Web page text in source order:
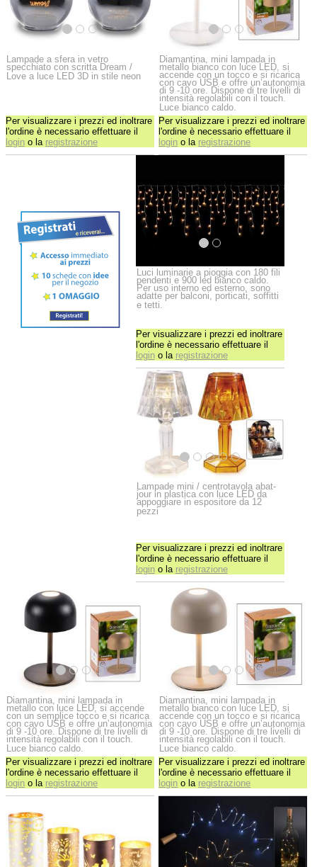
Lampade a sfera in vetro
specchiato con scritta Dream /
Love a luce LED 3D in stile neon
Per visualizzare i prezzi ed inoltrare
l'ordine è necessario effettuare il
login o la registrazione
Diamantina, mini lampada in
metallo bianco con luce LED, si
accende con un tocco e si ricarica
con cavo USB e offre un’autonomia
di 9 -10 ore. Dispone di tre livelli di
intensità regolabili con il touch.
Luce bianco caldo.
Per visualizzare i prezzi ed inoltrare
l'ordine è necessario effettuare il
login o la registrazione
Luci luminarie a pioggia con 180 fili
pendenti e 900 led bianco caldo.
Per uso interno ed esterno, sono
adatte per balconi, porticati, soffitti
e tetti.
Per visualizzare i prezzi ed inoltrare
l'ordine è necessario effettuare il
logino la registrazione
Lampade mini / centrotavola abat-
jour in plastica con luce LED da
appoggiare in espositore da 12
pezzi
Per visualizzare i prezzi ed inoltrare
l'ordine è necessario effettuare il
logino la registrazione
Diamantina, mini lampada in
metallo con luce LED, si accende
con un semplice tocco e si ricarica
con cavo USB e offre un’autonomia
di 9 -10 ore. Dispone di tre livelli di
intensità regolabili con il touch.
Luce bianco caldo.
Per visualizzare i prezzi ed inoltrare
l'ordine è necessario effettuare il
login o la registrazione
Diamantina, mini lampada in
metallo bianco con luce LED, si
accende con un tocco e si ricarica
con cavo USB e offre un’autonomia
di 9 -10 ore. Dispone di tre livelli di
intensità regolabili con il touch.
Luce bianco caldo.
Per visualizzare i prezzi ed inoltrare
l'ordine è necessario effettuare il
login o la registrazione